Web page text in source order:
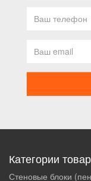
Категории
Стеновые блоки